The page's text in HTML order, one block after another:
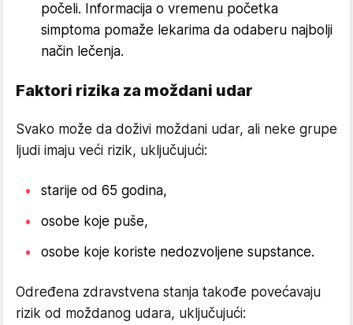
počeli. Informacija o vremenu početka
simptoma pomaže lekarima da odaberu najbolji
način lečenja.
Faktori rizika za moždani udar
Svako može da doživi moždani udar, ali neke grupe
ljudi imaju veći rizik, uključujući:
starije od 65 godina,
osobe koje puše,
osobe koje koriste nedozvoljene supstance.
Određena zdravstvena stanja takođe povećavaju
rizik od moždanog udara, uključujući: